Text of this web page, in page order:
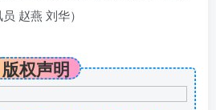
赵燕 刘华）
版权声明